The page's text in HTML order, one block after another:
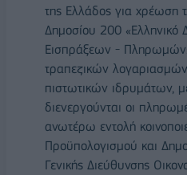
της Ελλάδος για χρέωση
Δημοσίου 200
Εισπράξεων -
τραπεζικών
πιστωτικών ιδρυμάτων,
διενεργούνται οι
ανωτέρω εντολή
Προϋπολογισμού και
Γενικής Διεύθυνσης